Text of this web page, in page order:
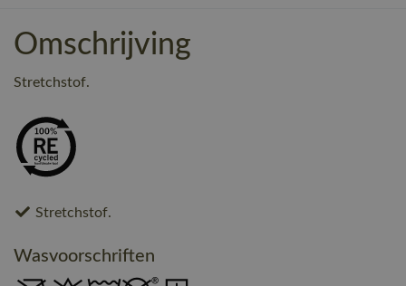
Omschrijving
Stretchstof.
Stretchstof.
Wasvoorschriften